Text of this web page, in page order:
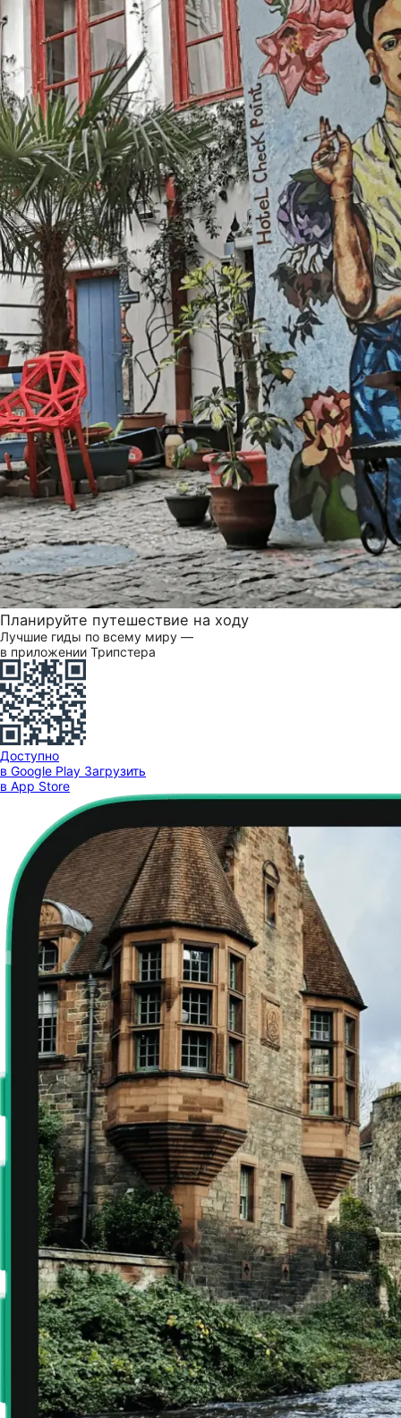
Планируйте путешествие на ходу
Лучшие гиды по всему миру —
в приложении Трипстера
Доступно
в Google Play Загрузить
в App Store